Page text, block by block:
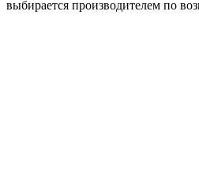
выбирается производителем по